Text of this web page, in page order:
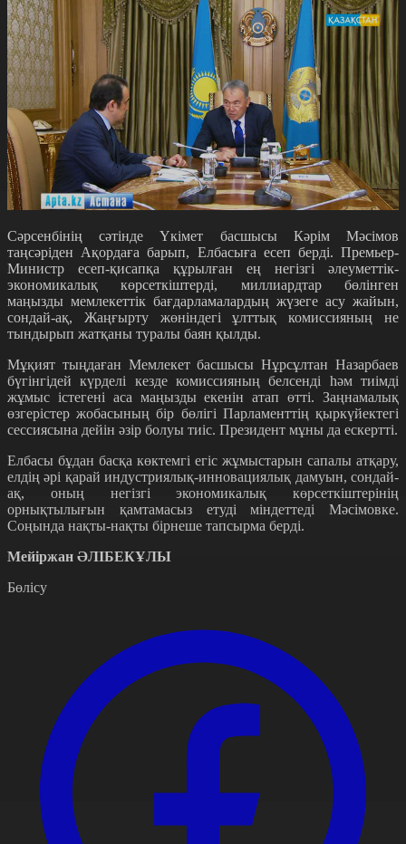
Сәрсенбінің сәтінде Үкімет басшысы Кәрім Мәсімов
таңсәріден Ақордаға барып, Елбасыға есеп берді. Премьер-
Министр есеп-қисапқа құрылған ең негізгі әлеуметтік-
экономикалық көрсеткіштерді, миллиардтар бөлінген
маңызды мемлекеттік бағдарламалардың жүзеге асу жайын,
сондай-ақ, Жаңғырту жөніндегі ұлттық комиссияның не
тындырып жатқаны туралы баян қылды.
Мұқият тыңдаған Мемлекет басшысы Нұрсұлтан Назарбаев
бүгінгідей күрделі кезде комиссияның белсенді һәм тиімді
жұмыс істегені аса маңызды екенін атап өтті. Заңнамалық
өзгерістер жобасының бір бөлігі Парламенттің қыркүйектегі
сессиясына дейін әзір болуы тиіс. Президент мұны да ескертті.
Елбасы бұдан басқа көктемгі егіс жұмыстарын сапалы атқару,
елдің әрі қарай индустриялық-инновациялық дамуын, сондай-
ақ, оның негізгі экономикалық көрсеткіштерінің
орнықтылығын қамтамасыз етуді міндеттеді Мәсімовке.
Соңында нақты-нақты бірнеше тапсырма берді.
Мейіржан ӘЛІБЕКҰЛЫ
Бөлісу